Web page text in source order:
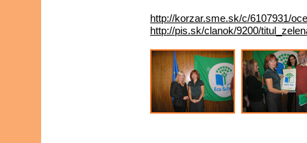
http://korzar.sme.sk/c/6107931/
http://pis.sk/clanok/9200/